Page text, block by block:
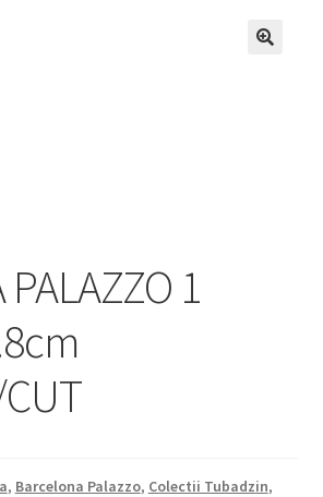
PALAZZO 1
, Barcelona Palazzo, Colectii Tubadzin,